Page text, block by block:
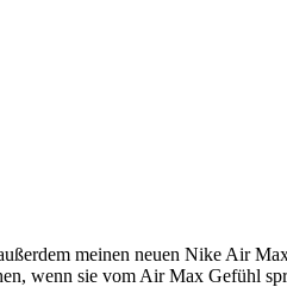
meinen neuen Nike Air
wenn sie vom Air Max Gefühl